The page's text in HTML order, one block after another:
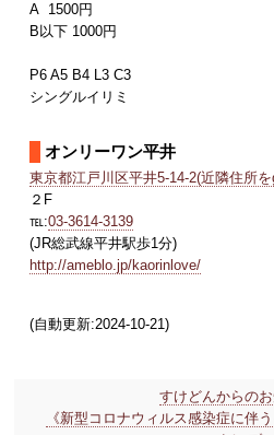
A 1500円
B以下 1000円
P6 A5 B4 L3 C3
シングルイリミ
オンリーワン平井
東京都江戸川区平井5-14-2(近隣住所
２F
℡:03-3614-3139
(JR総武線平井駅歩1分)
http://ameblo.jp/kaorinlove/
(自動更新:2024-10-21)
すけどんからのお
《新型コロナウィルス感染症に伴